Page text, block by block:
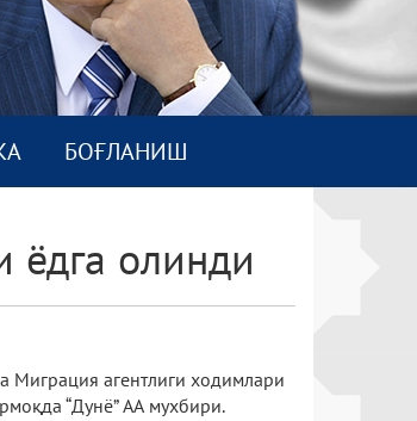
БОҒЛАНИШ
ёдга олинди
Миграция агентлиги ходимлари
“Дунё” АА мухбири.